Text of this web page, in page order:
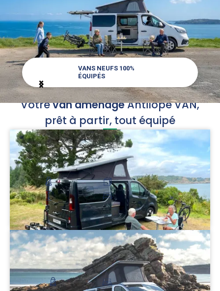
VANS NEUFS 100%
ÉQUIPÉS
Item
1
4
Votrevan aménagéAntilope VAN,
prêt à partir, tout équipé
Flex PLUS
Pour un couple en quête de plus d’espace
53 900 €
2-4 places route
Couchage 2 personnes
Hauteur : 2 m
Modulable
Découvrir
Flex Confort PLUS
Pour un couple à la recherche de PLUS de confort
56 500 €
4 places route
Couchage haut et bas